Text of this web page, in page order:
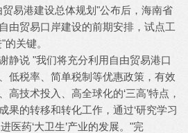
易港建设总体规划"公布后，海南省
由贸易口岸建设的前期安排，试点工
关键。
静说 "我们将充分利用自由贸易港口
低税率、简单税制等优惠政策，有效
高技术投入、高全球化的‘三高’特点，
果的转移和转化工作，通过‘研究学习
医药‘大卫生’产业的发展。"完